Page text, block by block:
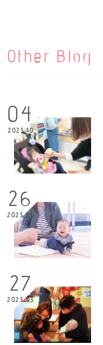
Other Blog
04
2023.10
26
2023.06
27
2023.03